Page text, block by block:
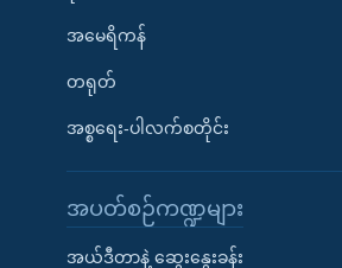
အမေရိကန်
တရုတ်
အစ္စရေး-ပါလက်စတိုင်း
အပတ်စဉ်ကဏ္ဍများ
အယ်ဒီတာနဲ့ ဆွေးနွေးခန်း